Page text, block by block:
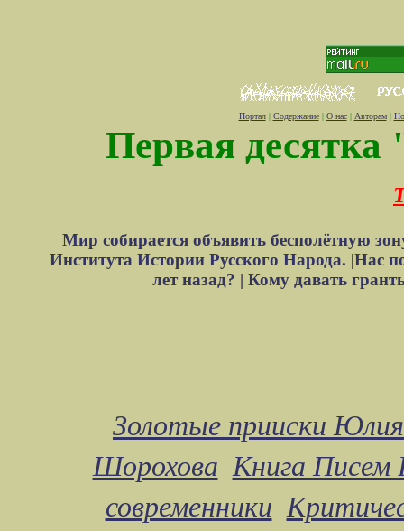
Портал| Содержание| О нас| Авторам|
Первая десятка
Мир собирается объявить бесполётную
Института Истории Русского Народа. |Нас
лет назад? | Кому давать
Золотые прииски
Шорохова Книга Писем
современники